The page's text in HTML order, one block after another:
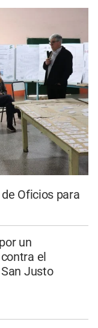
Oficios para
un
el
Justo